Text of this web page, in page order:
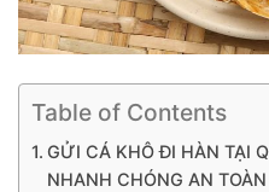
Table of Contents
GỬI CÁ KHÔ ĐI HÀN TẠI
NHANH CHÓNG AN TOÀN